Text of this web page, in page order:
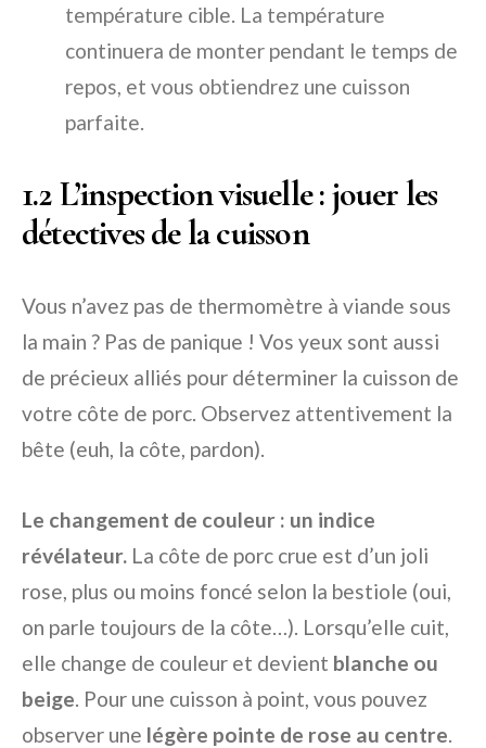
température cible. La température
continuera de monter pendant le temps de
repos, et vous obtiendrez une cuisson
parfaite.
1.2 L’inspection visuelle : jouer les
détectives de la cuisson
Vous n’avez pas de thermomètre à viande sous
la main ? Pas de panique ! Vos yeux sont aussi
de précieux alliés pour déterminer la cuisson de
votre côte de porc. Observez attentivement la
bête (euh, la côte, pardon).
Le changement de couleur : un indice
révélateur. La côte de porc crue est d’un joli
rose, plus ou moins foncé selon la bestiole (oui,
on parle toujours de la côte…). Lorsqu’elle cuit,
elle change de couleur et devient blanche ou
beige. Pour une cuisson à point, vous pouvez
observer une légère pointe de rose au centre.